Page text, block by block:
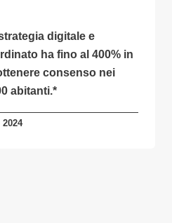
digitale e
ha fino al 400% in
consenso nei
abitanti.*